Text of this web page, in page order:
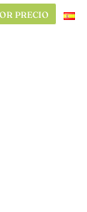
PRECIO